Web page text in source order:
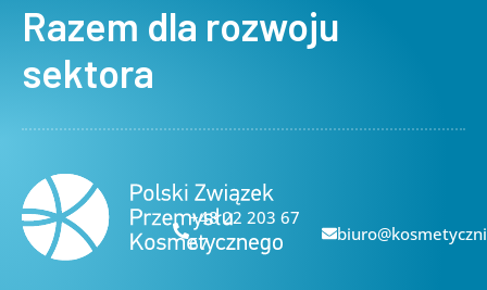
Razem dla rozwoju
sektora
+48 22 203 67
67